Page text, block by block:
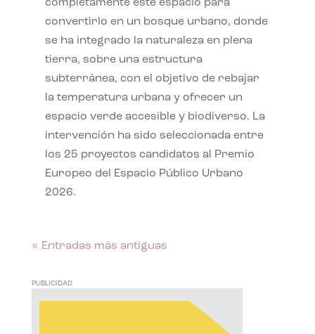
completamente este espacio para
convertirlo en un bosque urbano, donde
se ha integrado la naturaleza en plena
tierra, sobre una estructura
subterránea, con el objetivo de rebajar
la temperatura urbana y ofrecer un
espacio verde accesible y biodiverso. La
intervención ha sido seleccionada entre
los 25 proyectos candidatos al Premio
Europeo del Espacio Público Urbano
2026.
« Entradas más antiguas
PUBLICIDAD